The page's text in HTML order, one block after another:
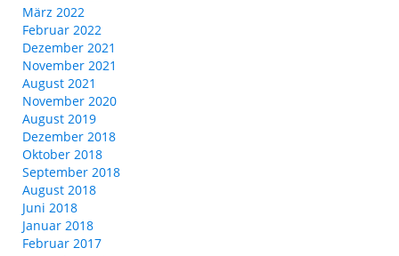
März 2022
Februar 2022
Dezember 2021
November 2021
August 2021
November 2020
August 2019
Dezember 2018
Oktober 2018
September 2018
August 2018
Juni 2018
Januar 2018
Februar 2017